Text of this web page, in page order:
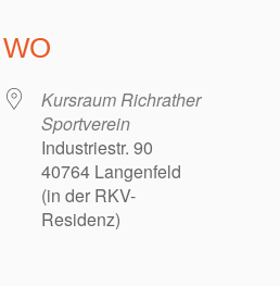
WO
Kursraum Richrather
Sportverein
Industriestr. 90
40764 Langenfeld
(in der RKV-
Residenz)